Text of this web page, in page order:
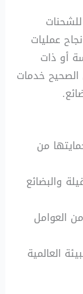
عمليات
أو ذات
الصحيح خدمات
من
والبضائع
العوامل
العالمية